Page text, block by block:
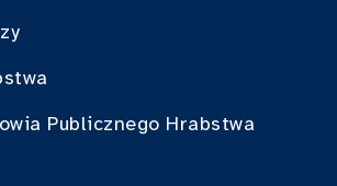
Publicznego Hrabstwa